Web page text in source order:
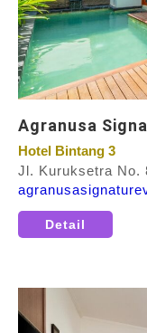
Agranusa
Hotel Bintang 3
Jl. Kuruksetra No.
Detail